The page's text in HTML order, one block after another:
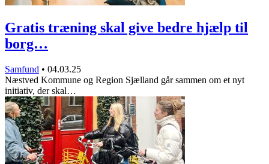
Gratis træning skal give bedre hjælp til
borg…
Samfund • 04.03.25
Næstved Kommune og Region Sjælland går sammen om et nyt
initiativ, der skal…